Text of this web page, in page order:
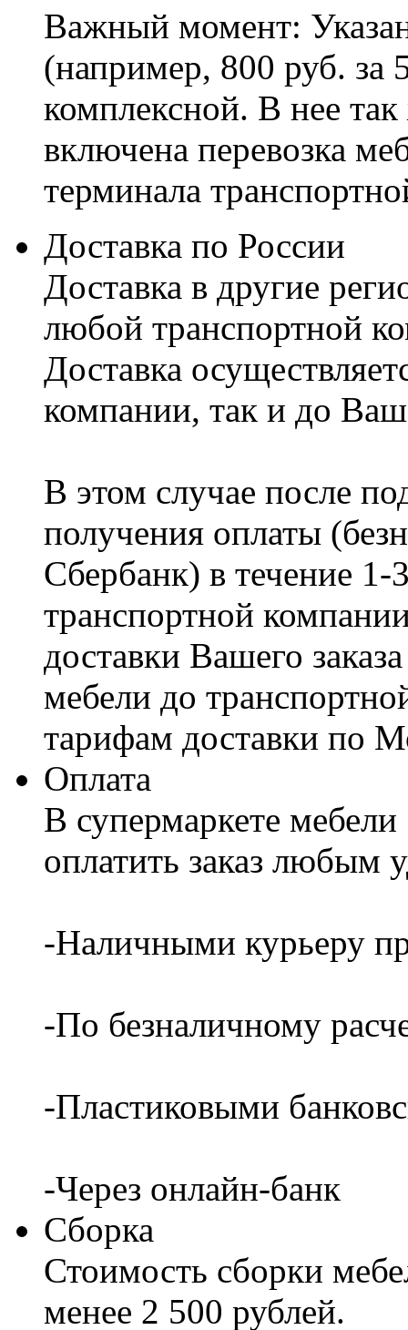
Важный момент:
(например, 800 руб. за
комплексной. В нее
включена перевозка
терминала
Доставка по России
Доставка в другие
любой транспортной
Доставка
компании, так и до
В этом случае после
получения оплаты
Сбербанк) в течение
транспортной
доставки Вашего
мебели до
тарифам доставки по
Оплата
В супермаркете
оплатить заказ любым
-Наличными курьеру
-По безналичному
-Пластиковыми
-Через онлайн-банк
Сборка
Стоимость сборки
менее 2 500 рублей.